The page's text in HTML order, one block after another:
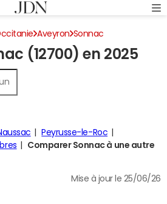
Aveyron Sonnac
(12700) en 2025
Peyrusse-le-Roc
Comparer Sonnac à une autre
Mise à jour le 25/06/26